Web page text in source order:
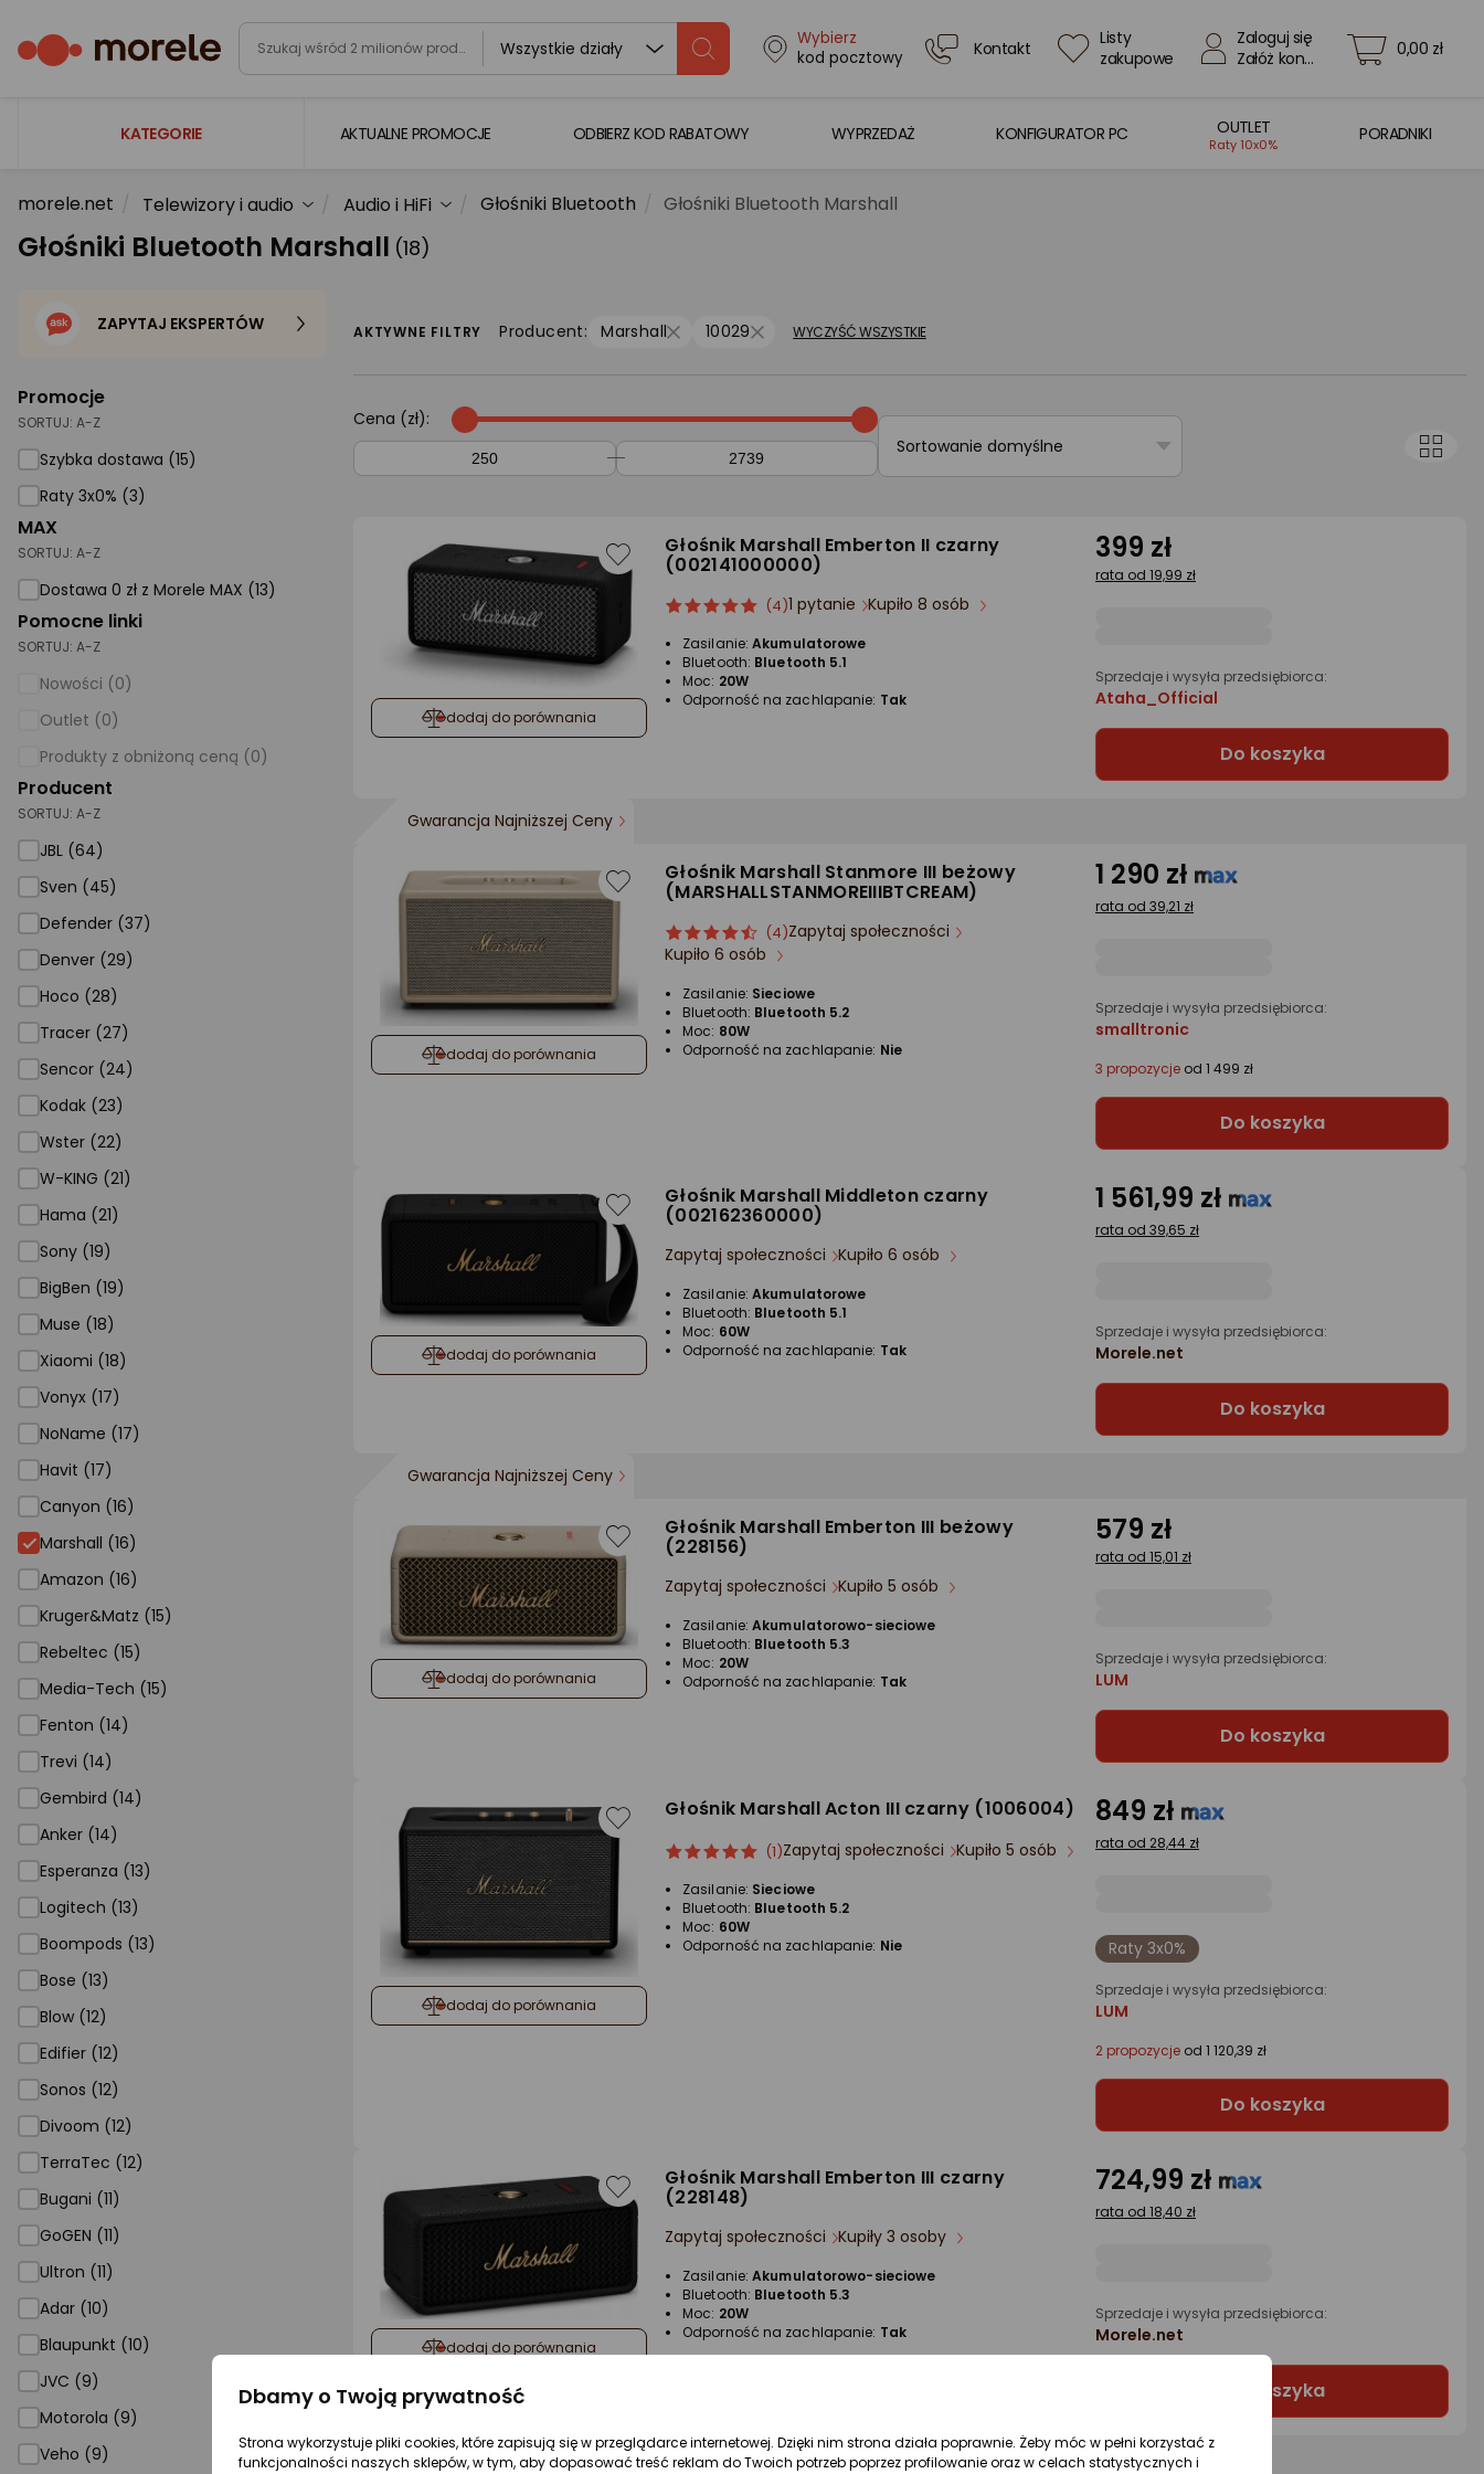
Wszystkie działy
Wybierz
kod pocztowy
Kontakt
Listy
zakupowe
Zaloguj się
Załóż konto
0,00 zł
KATEGORIE
Laptopy
Komputery
Gaming
Telewizory i audio
Foto i kamery
AGD duże
AGD małe
Biuro i firma
Sport i turystyka
Zabawki i dziecko
Supermarket
Strefa marek
AKTUALNE PROMOCJE ODBIERZ KOD RABATOWY WYPRZEDAŻ KONFIGURATOR PC OUTLET
Raty 10x0%
PORADNIKI
morele.net Telewizory i audio Audio i HiFi Głośniki Bluetooth Głośniki Bluetooth Marshall
Głośniki Bluetooth Marshall (18)
Promocje
SORTUJ: A-Z
Szybka dostawa (15)
Raty 3x0% (3)
MAX
SORTUJ: A-Z
Dostawa 0 zł z Morele MAX (13)
Pomocne linki
SORTUJ: A-Z
Nowości (0)
Outlet (0)
Produkty z obniżoną ceną (0)
Producent
SORTUJ: A-Z
JBL (64)
Sven (45)
Defender (37)
Denver (29)
Hoco (28)
Tracer (27)
Sencor (24)
Kodak (23)
Wster (22)
W-KING (21)
Hama (21)
Sony (19)
BigBen (19)
Muse (18)
Xiaomi (18)
Vonyx (17)
NoName (17)
Havit (17)
Canyon (16)
Marshall (16)
Amazon (16)
Kruger&Matz (15)
Rebeltec (15)
Media-Tech (15)
Fenton (14)
Trevi (14)
Gembird (14)
Anker (14)
Esperanza (13)
Logitech (13)
Boompods (13)
Bose (13)
Blow (12)
Edifier (12)
Sonos (12)
Divoom (12)
TerraTec (12)
Bugani (11)
GoGEN (11)
Ultron (11)
Adar (10)
Blaupunkt (10)
JVC (9)
Motorola (9)
Veho (9)
ZAPYTAJ EKSPERTÓW AKTYWNE FILTRY Producent: Marshall 10029 WYCZYŚĆ WSZYSTKIE
Cena (zł):
Sortowanie domyślne
dodaj do porównania
Głośnik Marshall Emberton II czarny
(002141000000)
ocena
5/5
gwiazdki
Ocena
(4)1 pytanie Kupiło 8 osób
Zasilanie:Akumulatorowe
Bluetooth: Bluetooth 5.1
Moc: 20W
Odporność na zachlapanie: Tak
399 zł
rata od 19,99 zł
Sprzedaje i wysyła przedsiębiorca:
Ataha_Official
Do koszyka
Gwarancja Najniższej Ceny
dodaj do porównania
Głośnik Marshall Stanmore III beżowy
(MARSHALLSTANMOREIIIBTCREAM)
ocena
produktu
gwiazdki
Ocena
produktu
(4)Zapytaj społeczności
Kupiło 6 osób
Zasilanie: Sieciowe
Bluetooth: Bluetooth 5.2
Moc: 80W
Odporność na zachlapanie: Nie
1 290 zł
rata od 39,21 zł
Sprzedaje i wysyła przedsiębiorca:
smalltronic
3 propozycje od 1 499 zł
Do koszyka
dodaj do porównania
Głośnik Marshall Middleton czarny
(002162360000)
Zapytaj społeczności Kupiło 6 osób
Zasilanie:Akumulatorowe
Bluetooth: Bluetooth 5.1
Moc: 60W
Odporność na zachlapanie: Tak
1 561,99 zł
rata od 39,65 zł
Sprzedaje i wysyła przedsiębiorca:
Morele.net
Do koszyka
Gwarancja Najniższej Ceny
dodaj do porównania
Głośnik Marshall Emberton III beżowy
(228156)
Zapytaj społeczności Kupiło 5 osób
Zasilanie:Akumulatorowo-sieciowe
Bluetooth: Bluetooth 5.3
Moc: 20W
Odporność na zachlapanie: Tak
579 zł
rata od 15,01 zł
Sprzedaje i wysyła przedsiębiorca:
LUM
Do koszyka
dodaj do porównania
Głośnik Marshall Acton III czarny (1006004)
ocena
5/5
gwiazdki
Ocena
(1)Zapytaj społeczności Kupiło 5 osób
Zasilanie: Sieciowe
Bluetooth: Bluetooth 5.2
Moc: 60W
Odporność na zachlapanie: Nie
849 zł
rata od 28,44 zł
Raty 3x0%
Sprzedaje i wysyła przedsiębiorca:
LUM
2 propozycje od 1 120,39 zł
Do koszyka
dodaj do porównania
Głośnik Marshall Emberton III czarny
(228148)
Zapytaj społeczności Kupiły 3 osoby
Zasilanie:Akumulatorowo-sieciowe
Bluetooth: Bluetooth 5.3
Moc: 20W
Odporność na zachlapanie: Tak
724,99 zł
rata od 18,40 zł
Sprzedaje i wysyła przedsiębiorca:
Morele.net
Do koszyka
Gwarancja Najniższej Ceny
Dbamy o Twoją prywatność
Strona wykorzystuje pliki cookies, które zapisują się w przeglądarce internetowej. Dzięki nim strona działa poprawnie. Żeby móc w pełni korzystać z
funkcjonalności naszych sklepów, w tym, aby dopasować treść reklam do Twoich potrzeb poprzez profilowanie oraz w celach statystycznych i